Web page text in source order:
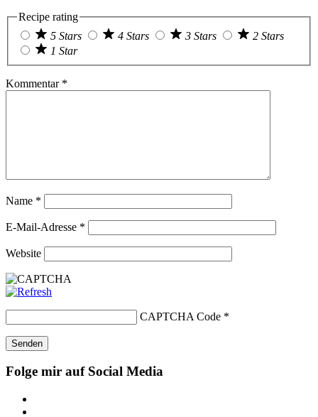
Recipe rating
5 Stars
4 Stars 3 Stars
2 Stars
1 Star
Kommentar *
Name *
E-Mail-Adresse *
Website
CAPTCHA Code *
Folge mir auf Social Media